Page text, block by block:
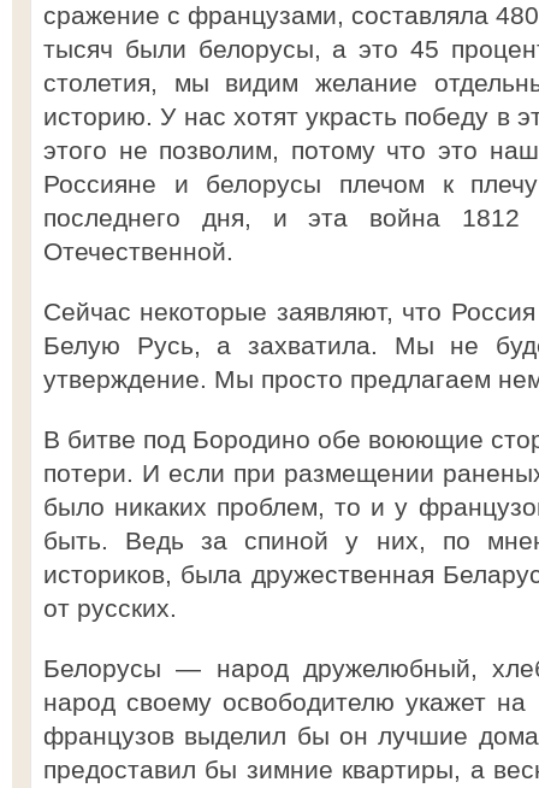
сражение с французами, составляла
тысяч были белорусы, а это 45
столетия, мы видим желание
историю. У нас хотят украсть победу в
этого не позволим, потому что это
Россияне и белорусы плечом к
последнего дня, и эта война 1812
Отечественной.
Сейчас некоторые заявляют, что
Белую Русь, а захватила. Мы не
утверждение. Мы просто предлагаем
В битве под Бородино обе воюющие
потери. И если при размещении
было никаких проблем, то и у
быть. Ведь за спиной у них, по
историков, была дружественная
от русских.
Белорусы — народ дружелюбный,
народ своему освободителю укажет
французов выделил бы он лучшие
предоставил бы зимние квартиры, а